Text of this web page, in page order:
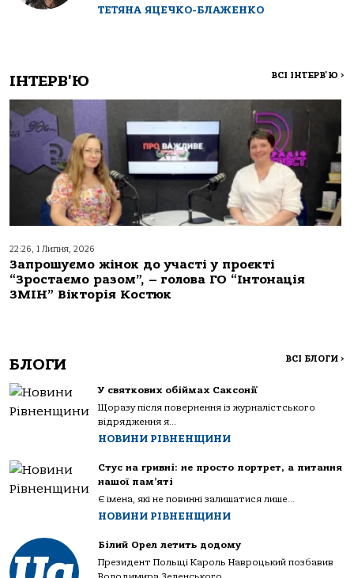
ТЕТЯНА ЯЦЕЧКО-БЛАЖЕНКО
ІНТЕРВ'Ю ВСІ ІНТЕРВ'Ю >
22:26, 1 Липня, 2026
Запрошуємо жінок до участі у проєкті
“Зростаємо разом”, – голова ГО “Інтонація
ЗМІН” Вікторія Костюк
БЛОГИ ВСІ БЛОГИ >
У святкових обіймах Саксонії
Щоразу після повернення із журналістського
відрядження я...
НОВИНИ РІВНЕНЩИНИ
Стус на гривні: не просто портрет, а питання
нашої пам’яті
Є імена, які не повинні залишатися лише...
НОВИНИ РІВНЕНЩИНИ
Білий Орел летить додому
Президент Польщі Кароль Навроцький позбавив